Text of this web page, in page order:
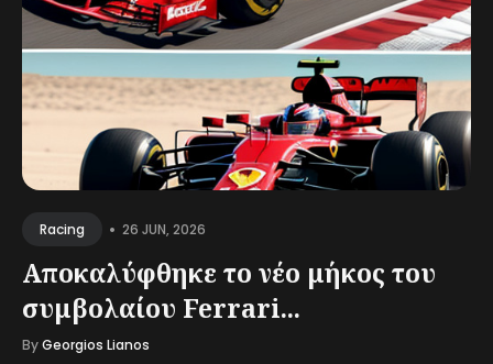
Racing • 26 JUN, 2026
Αποκαλύφθηκε το νέο μήκος του
συμβολαίου Ferrari...
ByGeorgios Lianos